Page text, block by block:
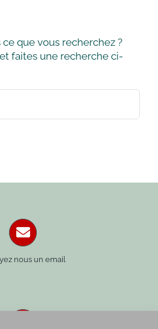
que vous recherchez ?
faites une recherche ci-
nous un email